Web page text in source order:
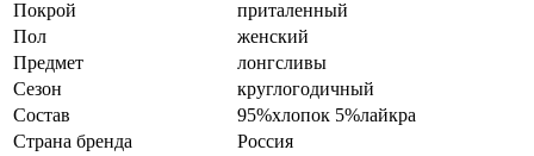
Покрой
приталенный
Пол
женский
Предмет
лонгсливы
Сезон
круглогодичный
Состав
95%хлопок 5%лайкра
Страна бренда
Россия